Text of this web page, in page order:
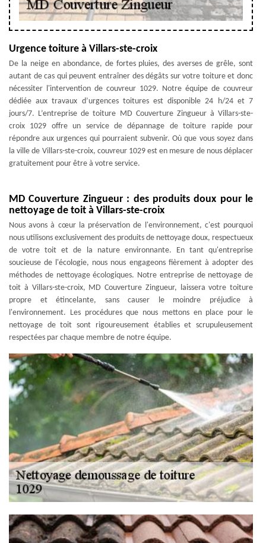
Urgence toiture à Villars-ste-croix
De la neige en abondance, de fortes pluies, des averses de grêle, sont
autant de cas qui peuvent entraîner des dégâts sur votre toiture et donc
nécessiter l'intervention de couvreur 1029. Notre équipe de couvreur
dédiée aux travaux d’urgences toitures est disponible 24 h/24 et 7
jours/7. L’entreprise de toiture MD Couverture Zingueur à Villars-ste-
croix 1029 offre un service de dépannage de toiture rapide pour
répondre aux urgences qui pourraient subvenir. Où que vous soyez dans
la ville de Villars-ste-croix, couvreur 1029 est en mesure de nous déplacer
gratuitement pour être à votre service.
MD Couverture Zingueur : des produits doux pour le
nettoyage de toit à Villars-ste-croix
Nous avons à cœur la préservation de l'environnement, c'est pourquoi
nous utilisons exclusivement des produits de nettoyage doux, respectueux
de votre toit et de la nature environnante. En tant qu'entreprise
soucieuse de l'écologie, nous nous engageons fièrement à adopter des
méthodes de nettoyage écologiques. Notre entreprise de nettoyage de
toit à Villars-ste-croix, MD Couverture Zingueur, laissera votre toiture
propre et étincelante, sans causer le moindre préjudice à
l'environnement. Les procédures que nous mettons en place pour le
nettoyage de toit sont rigoureusement établies et scrupuleusement
respectées par chaque membre de notre équipe.